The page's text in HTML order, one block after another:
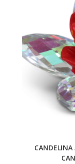
CANDELINA